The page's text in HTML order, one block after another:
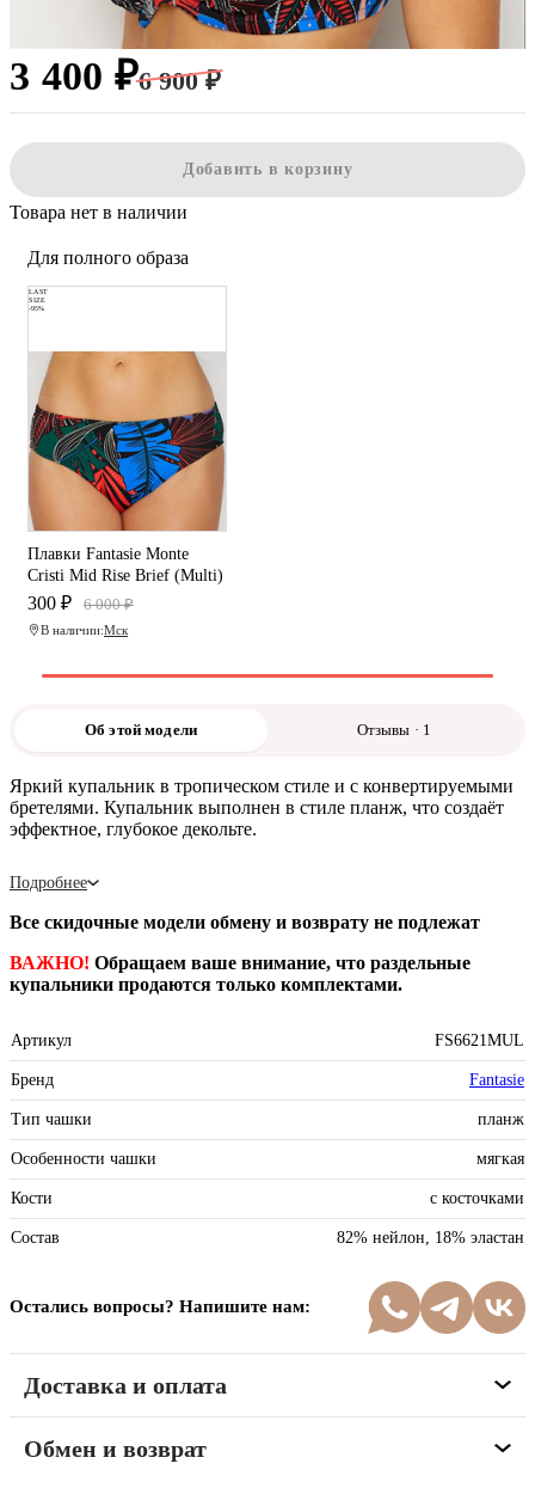
3 400 ₽6 900 ₽
Добавить в корзину
Товара нет в наличии
Для полного образа
LAST
SIZE
-95%
Плавки Fantasie Monte
Cristi Mid Rise Brief (Multi)
300 ₽ 6 000 ₽
В наличии:Мск
Об этой модели Отзывы · 1
Яркий купальник в тропическом стиле и с конвертируемыми
бретелями. Купальник выполнен в стиле планж, что создаёт
эффектное, глубокое декольте.
Подробнее
Все скидочные модели обмену и возврату не подлежат
ВАЖНО! Обращаем ваше внимание, что раздельные
купальники продаются только комплектами.
Артикул FS6621MUL
Бренд Fantasie
Тип чашки планж
Особенности чашки мягкая
Кости с косточками
Состав 82% нейлон, 18% эластан
Остались вопросы? Напишите нам:
Доставка и оплата
Обмен и возврат